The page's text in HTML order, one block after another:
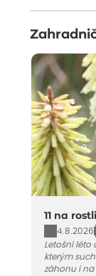
11 na
4.8.2026
Letošní léto
kterým
záhonu i na